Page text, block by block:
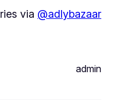
via @adlybazaar
admin